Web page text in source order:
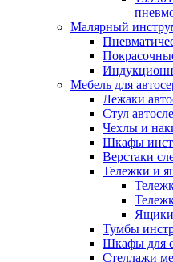
Малярный
Мебель для
Лежаки
Стул
Чехлы и
Шкафы
Верстаки
Тележки и
Ящики
Тумбы
Шкафы для
Стеллажи